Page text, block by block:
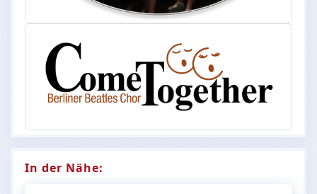
In der Nähe: